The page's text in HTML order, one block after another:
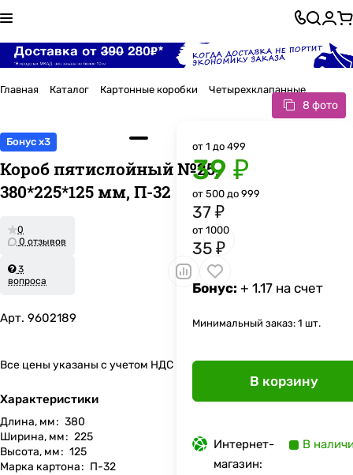
Главная Каталог Картонные коробки Четырехклапанные
8 фото
Бонус x3
Короб пятислойный №25,
380*225*125 мм, П-32
0
0 отзывов
3
вопроса
Арт. 9602189
Все цены указаны с учетом НДС
Характеристики
Длина, мм: 380
Ширина, мм: 225
Высота, мм: 125
Марка картона: П-32
от 1 до 499
39 ₽
от 500 до 999
37 ₽
от 1000
35 ₽
Бонус: + 1.17 на счет
Минимальный заказ: 1 шт.
В корзину
Интернет-
магазин:
В